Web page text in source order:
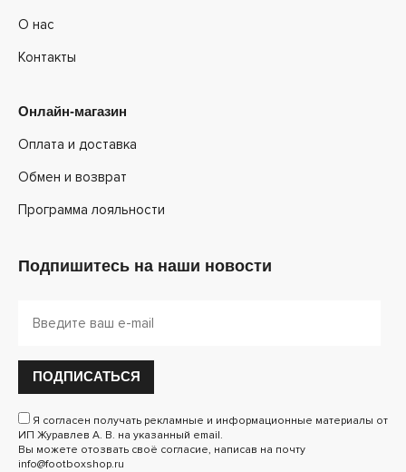
О нас
Контакты
Онлайн-магазин
Оплата и доставка
Обмен и возврат
Программа лояльности
Подпишитесь на наши новости
ПОДПИСАТЬСЯ
Я согласен получать рекламные и информационные материалы от
ИП Журавлев А. В. на указанный email.
Вы можете отозвать своё согласие, написав на почту
info@footboxshop.ru